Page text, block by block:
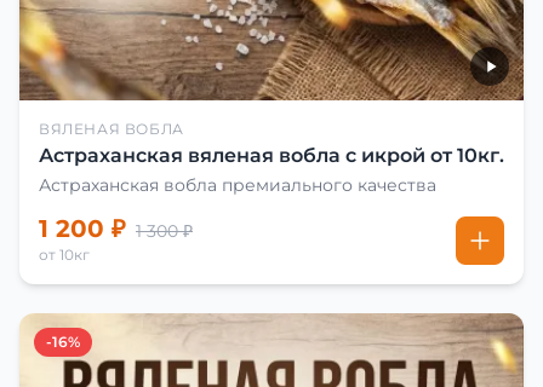
ВЯЛЕНАЯ ВОБЛА
Астраханская вяленая вобла с икрой от 10кг.
Астраханская вобла премиального качества
1 200 ₽ 1 300 ₽
от 10кг
-16%